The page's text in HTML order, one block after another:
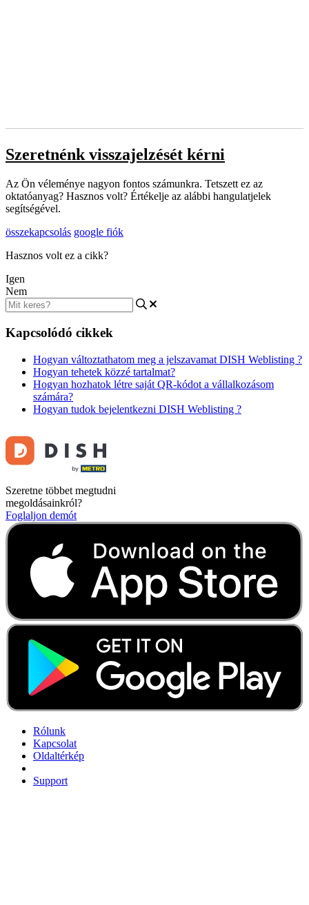
Szeretnénk visszajelzését kérni
Az Ön véleménye nagyon fontos számunkra. Tetszett ez az
oktatóanyag? Hasznos volt? Értékelje az alábbi hangulatjelek
segítségével.
összekapcsolás google fiók
Hasznos volt ez a cikk?
Igen
Nem
Kapcsolódó cikkek
Hogyan változtathatom meg a jelszavamat DISH Weblisting ?
Hogyan tehetek közzé tartalmat?
Hogyan hozhatok létre saját QR-kódot a vállalkozásom
számára?
Hogyan tudok bejelentkezni DISH Weblisting ?
Szeretne többet megtudni
megoldásainkról?
Foglaljon demót
Rólunk
Kapcsolat
Oldaltérkép
Support